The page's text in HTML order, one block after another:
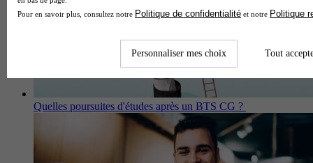
Quelles poursuites d'études après un BTS CG ?
Pour en savoir plus, consultez notre Politique de confidentialité et notre Politique
Personnaliser mes choix Tout